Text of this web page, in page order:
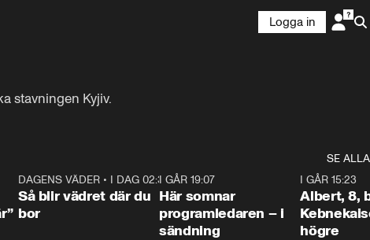
Logga in
stavningen Kyjiv.
SE ALLA
1:06
DAGENS VÄDER• I DAG 02:30
Så blir vädret där du
bor
I GÅR 19:07
Här somnar
programledaren – i
sändning
I GÅR 15:23
Albert, 8,
högre